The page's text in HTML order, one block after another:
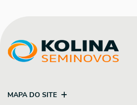
MAPA DO SITE